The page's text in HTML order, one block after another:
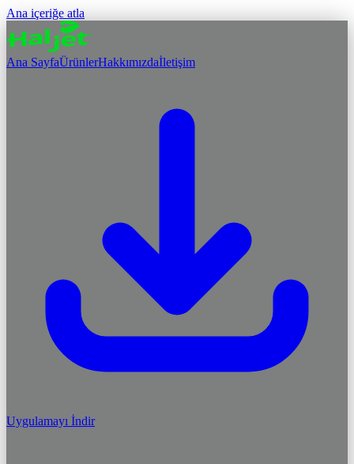
Ana içeriğe atla
Ana SayfaÜrünlerHakkımızdaİletişim
Uygulamayı İndir